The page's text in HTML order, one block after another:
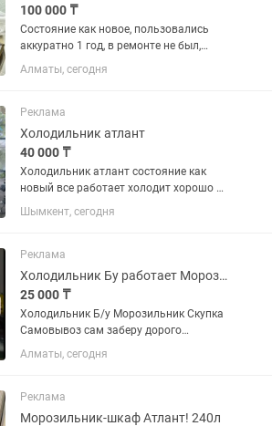
100 000 ₸
Состояние как новое, пользовались
аккуратно 1 год, в ремонте не был,
самовывоз с района АДК
Алматы, сегодня
Реклама
Холодильник атлант
40 000 ₸
Холодильник атлант состояние как
новый все работает холодит хорошо в
оригинале ремонт не было
Шымкент, сегодня
Реклама
Холодильник Бу работает Морозильник не работает
25 000 ₸
Холодильник Б/у Морозильник Скупка
Самовывоз сам заберу дорого
C.K.У.П.K.A
Алматы, сегодня
Реклама
Морозильник-шкаф Атлант! 240л